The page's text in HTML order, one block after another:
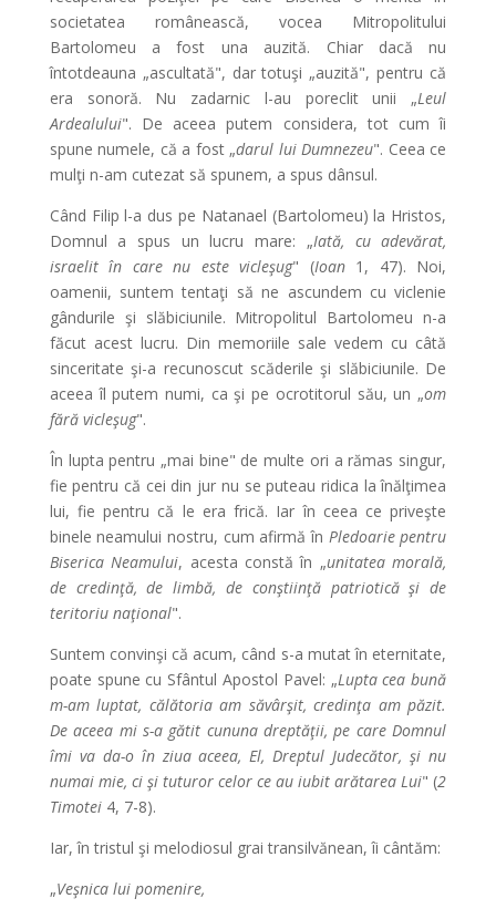
societatea românească, vocea Mitropolitului
Bartolomeu a fost una auzită. Chiar dacă nu
întotdeauna „ascultată", dar totuşi „auzită", pentru că
era sonoră. Nu zadarnic l-au poreclit unii „Leul
Ardealului". De aceea putem considera, tot cum îi
spune numele, că a fost „darul lui Dumnezeu". Ceea ce
mulţi n-am cutezat să spunem, a spus dânsul.
Când Filip l-a dus pe Natanael (Bartolomeu) la Hristos,
Domnul a spus un lucru mare: „Iată, cu adevărat,
israelit în care nu este vicleşug" (Ioan1, 47). Noi,
oamenii, suntem tentaţi să ne ascundem cu viclenie
gândurile şi slăbiciunile. Mitropolitul Bartolomeu n-a
făcut acest lucru. Din memoriile sale vedem cu câtă
sinceritate şi-a recunoscut scăderile şi slăbiciunile. De
aceea îl putem numi, ca şi pe ocrotitorul său, un „om
fără vicleşug".
În lupta pentru „mai bine" de multe ori a rămas singur,
fie pentru că cei din jur nu se puteau ridica la înălţimea
lui, fie pentru că le era frică. Iar în ceea ce priveşte
binele neamului nostru, cum afirmă în Pledoarie pentru
Biserica Neamului, acesta constă în „unitatea morală,
de credinţă, de limbă, de conştiinţă patriotică şi de
teritoriu naţional".
Suntem convinşi că acum, când s-a mutat în eternitate,
poate spune cu Sfântul Apostol Pavel: „Lupta cea bună
m-am luptat, călătoria am săvârşit, credinţa am păzit.
De aceea mi s-a gătit cununa dreptăţii, pe care Domnul
îmi va da-o în ziua aceea, El, Dreptul Judecător, şi nu
numai mie, ci şi tuturor celor ce au iubit arătarea Lui" (2
Timotei4, 7-8).
Iar, în tristul şi melodiosul grai transilvănean, îi cântăm:
„Veşnica lui pomenire,